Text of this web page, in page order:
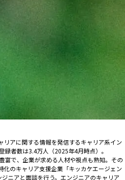
リアに関する情報を発信するキャリア系イン
録者数は3.4万人（2025年4月時点）。
富で、企業が求める人材や視点も熟知。その
化のキャリア支援企業「キッカケエージェン
ニアと面談を行う。エンジニアのキャリア